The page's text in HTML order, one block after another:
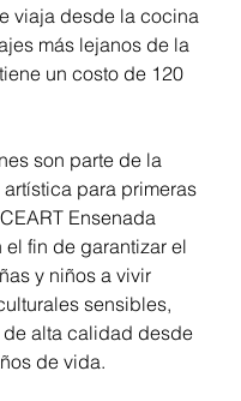
viaja desde la cocina
más lejanos de la
un costo de 120
son parte de la
para primeras
Ensenada
el fin de garantizar el
y niños a vivir
sensibles,
de alta calidad desde
de vida.